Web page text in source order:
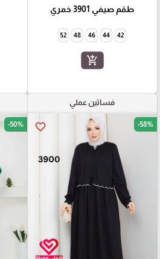
طقم صيفي 3901 خمري
42
44
46
48
52
add_shopping_cart
فساتين عملي
favorite_border -58%
-50%